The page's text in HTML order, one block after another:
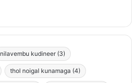
nilavembu kudineer (3)
thol noigal kunamaga (4)